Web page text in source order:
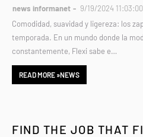
news informanet
9/19/2024
Comodidad, suavidad y ligereza: los
temporada. En un mundo donde la
constantemente, Flexi sabe e…
READ MORE »NEWS
FIND THE JOB THAT